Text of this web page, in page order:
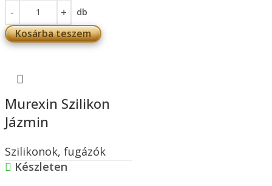
db
Kosárba teszem
Murexin Szilikon
Jázmin
Szilikonok, fugázók
Készleten